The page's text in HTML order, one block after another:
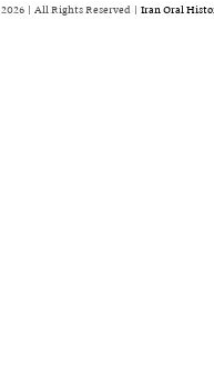
2026 | All Rights Reserved | Iran Oral